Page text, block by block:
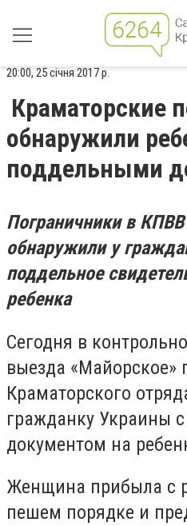
20:00, 25 січня 2017 р.
Краматорские
обнаружили
поддельными
Пограничники в
обнаружили у
поддельное
ребенка
Сегодня в
выезда «Майорское»
Краматорского
гражданку Украины
документом на
Женщина прибыла с
пешем порядке и